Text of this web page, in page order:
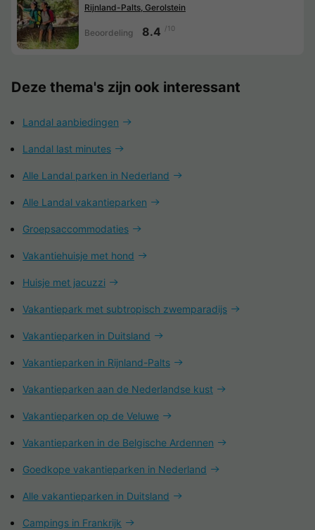
Rijnland-Palts, Gerolstein
Beoordeling 8.4 /10
Deze thema's zijn ook interessant
Landal aanbiedingen
Landal last minutes
Alle Landal parken in Nederland
Alle Landal vakantieparken
Groepsaccommodaties
Vakantiehuisje met hond
Huisje met jacuzzi
Vakantiepark met subtropisch zwemparadijs
Vakantieparken in Duitsland
Vakantieparken in Rijnland-Palts
Vakantieparken aan de Nederlandse kust
Vakantieparken op de Veluwe
Vakantieparken in de Belgische Ardennen
Goedkope vakantieparken in Nederland
Alle vakantieparken in Duitsland
Campings in Frankrijk